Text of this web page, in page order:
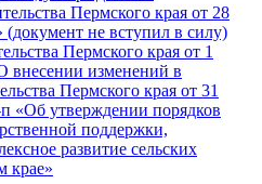
Пермского края от 28
(документ не вступил в силу)
Пермского края от 1
внесении изменений в
Пермского края от 31
п «Об утверждении порядков
поддержки,
развитие сельских
крае»